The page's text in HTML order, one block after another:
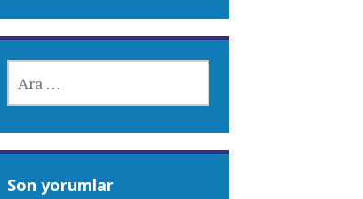
Son yorumlar